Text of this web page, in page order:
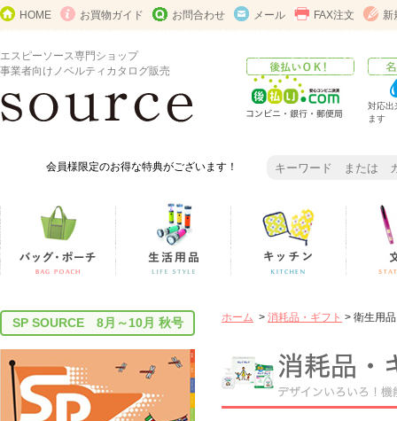
HOME お買物ガイド お問合わせ メール FAX注文 新
エスピーソース専門ショップ
事業者向けノベルティカタログ販売
対応出
ます
会員様限定のお得な特典がございます！
SP SOURCE 8月～10月 秋号 ホーム > 消耗品・ギフト > 衛生用品